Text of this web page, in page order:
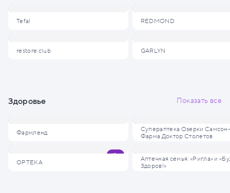
Tefal
restore:club
REDMOND
GARLYN
Здоровье Показать все
Фармленд
ОРТЕКА
Супераптека Озерки
Фарма Доктор Столетов
Аптечная семья: «Ригла» и
Здоров!»